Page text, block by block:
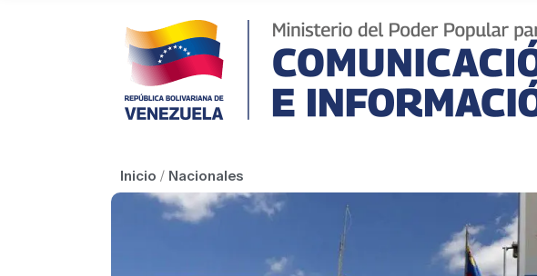
Inicio / Nacionales